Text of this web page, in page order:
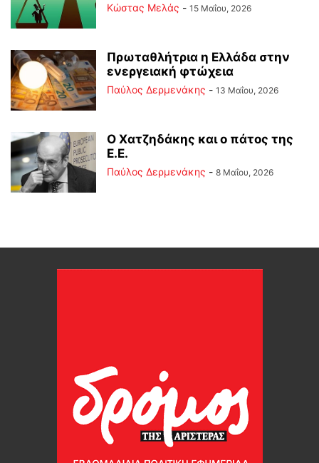
Κώστας Μελάς - 15 Μαΐου, 2026
Πρωταθλήτρια η Ελλάδα στην
ενεργειακή φτώχεια
Παύλος Δερμενάκης - 13 Μαΐου, 2026
Ο Χατζηδάκης και ο πάτος της
Ε.Ε.
Παύλος Δερμενάκης - 8 Μαΐου, 2026